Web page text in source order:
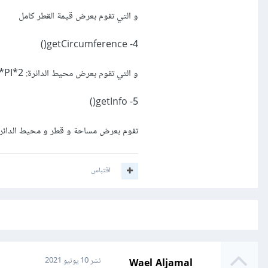
و التي تقوم بعرض قيمة القطر كامل
4- getCircumference()
و التي تقوم بعرض محيط الدائرة: 2*PI*نصف القطر
5- getInfo()
تقوم بعرض مساحة و قطر و محيط
اقتباس
Wael Aljamal نشر10 يونيو 2021